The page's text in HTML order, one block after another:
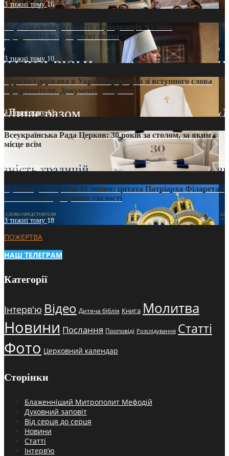
3 тижні тому16
35 років свободи совісті: періодизація зі слова
Предстоятеля. Документ епохи
3 тижні тому 10
Церква і держава в Україні: формула зі вступного слова
Предстоятеля. Документ доктрини
3 тижні тому13
Всеукраїнська Рада Церков: 30 років за столом, за яким є
місце всім
3 тижні тому13
Проповідь Епіфанія 15 липня: цитата Патріарха Філарета з
його амвона. Документ тяглості
3 тижні тому18
ПОЖЕРТВА
НАШ ТЕЛЕГРАМ
Категорії
Інтерв'ю Відео Дитяча біблія Книга Молитва
Новини Послання Проповіді Розслідування Статті
Фото Церковний календар
Сторінки
Блаженніший Митрополит Мефодій
Духовний заповіт
Від серця до серця
Новини
Статті
Інтерв’ю